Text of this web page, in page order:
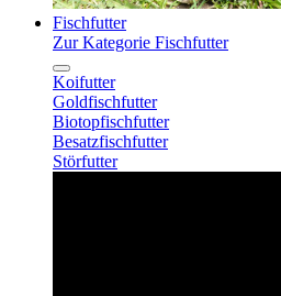
Fischfutter
Zur Kategorie Fischfutter
Koifutter
Goldfischfutter
Biotopfischfutter
Besatzfischfutter
Störfutter